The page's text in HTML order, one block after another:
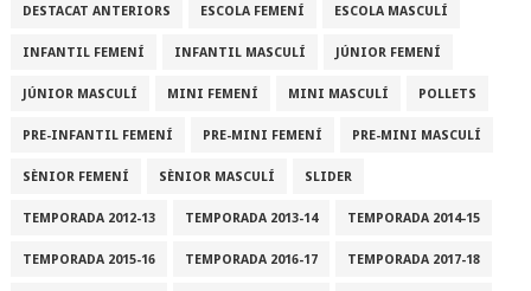
DESTACAT ANTERIORS ESCOLA FEMENÍ ESCOLA MASCULÍ
INFANTIL FEMENÍ INFANTIL MASCULÍ JÚNIOR FEMENÍ
JÚNIOR MASCULÍ MINI FEMENÍ MINI MASCULÍ POLLETS
PRE-INFANTIL FEMENÍ PRE-MINI FEMENÍ PRE-MINI MASCULÍ
SÈNIOR FEMENÍ SÈNIOR MASCULÍ SLIDER
TEMPORADA 2012-13 TEMPORADA 2013-14 TEMPORADA 2014-15
TEMPORADA 2015-16 TEMPORADA 2016-17 TEMPORADA 2017-18